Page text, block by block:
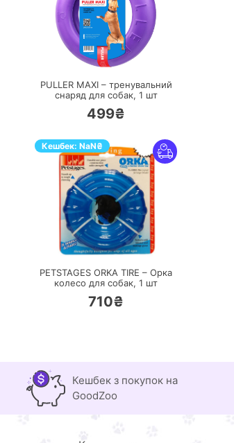
ПЕРЕЙТИ
PULLER MAXI – тренувальний
снаряд для собак, 1 шт
499₴
Кешбек: NaN₴
ПЕРЕЙТИ
PETSTAGES ORKA TIRE – Орка
колесо для собак, 1 шт
710₴
Кешбек з покупок на
GoodZoo